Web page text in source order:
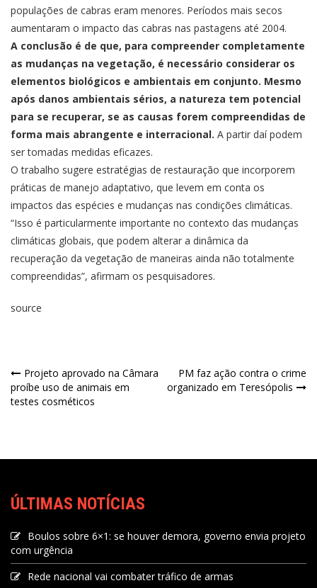
populações de cabras eram menores. Períodos mais secos
aumentaram o impacto das cabras nas pastagens até 2004.
A conclusão é de que, para compreender completamente
as mudanças na vegetação, é necessário considerar os
elementos biológicos e ambientais em conjunto. Mesmo
após danos ambientais sérios, a natureza tem potencial
para se recuperar, se as causas forem compreendidas de
forma mais abrangente e interracional. A partir daí podem
ser tomadas medidas eficazes.
O trabalho sugere estratégias de restauração que incorporem
práticas de manejo adaptativo, que levem em conta os
impactos das espécies e mudanças nas condições climáticas.
“Isso é particularmente importante no contexto das mudanças
climáticas globais, que podem alterar a dinâmica da
recuperação da vegetação de maneiras ainda não totalmente
compreendidas”, afirmam os pesquisadores.
source
Projeto aprovado na Câmara
proíbe uso de animais em
testes cosméticos
PM faz ação contra o crime
organizado em Teresópolis
ÚLTIMAS NOTÍCIAS
Boulos sobre 6×1: se houver demora, governo envia projeto
com urgência
Rede nacional vai combater tráfico de armas